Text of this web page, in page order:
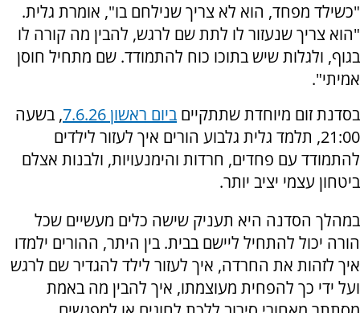
"כשילד מפחד, הוא לא צריך שנילחם בו", אומרת גלית.
"הוא צריך שנעזור לו לתת שם לרגש, להבין מה קורה לו
בגוף, ולגלות שיש בתוכו כוח להתמודד. שם מתחיל חוסן
אמיתי".
בסדנת זום מיוחדת שתתקיים ביום ראשון 7.6.26
, בשעה
21:00, תלמד גלית גלבוע הורים איך לעזור לילדים
להתמודד עם פחדים, חרדות והימנעויות, ולבנות אצלם
ביטחון עצמי יציב יותר.
במהלך הסדנה היא תעניק שישה כלים מעשיים שכל
הורה יכול להתחיל ליישם בבית. בין היתר, ההורים ילמדו
איך לזהות את החרדה, איך לעזור לילד להגדיר שם לרגש
ועל ידי כך להפחית מעוצמתו, איך להבין מה באמת